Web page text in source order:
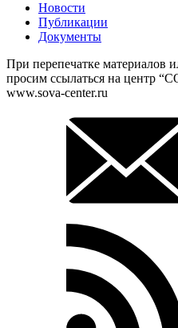
Новости
Публикации
Документы
При перепечатке материалов
просим ссылаться на центр
www.sova-center.ru